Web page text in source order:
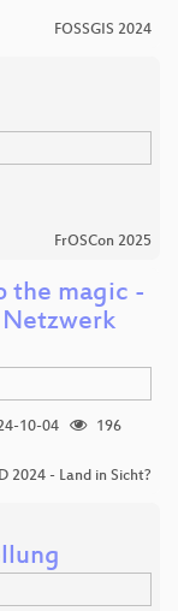
FOSSGIS 2024
FrOSCon 2025
the magic -
Netzwerk
10-04
196
2024 - Land in Sicht?